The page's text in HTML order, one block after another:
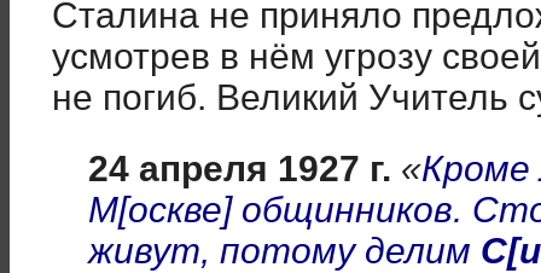
Сталина не приняло
усмотрев в нём угрозу
не погиб. Великий Учитель
24 апреля 1927 г. «Кроме
М[оскве] общинников.
живут, потому делим